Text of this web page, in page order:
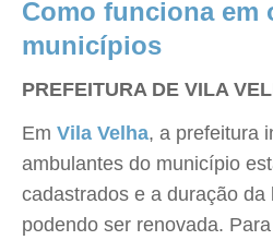
Como funciona em
municípios
PREFEITURA DE VILA
Em Vila Velha, a prefeitura
ambulantes do município
cadastrados e a duração da
podendo ser renovada.